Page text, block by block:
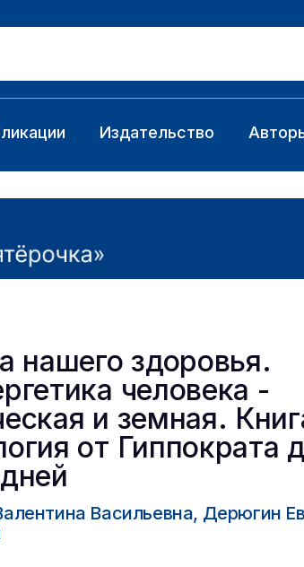
Издательство
нашего здоровья.
человека -
и земная.
от Гиппократа
Васильевна, Дерюгин